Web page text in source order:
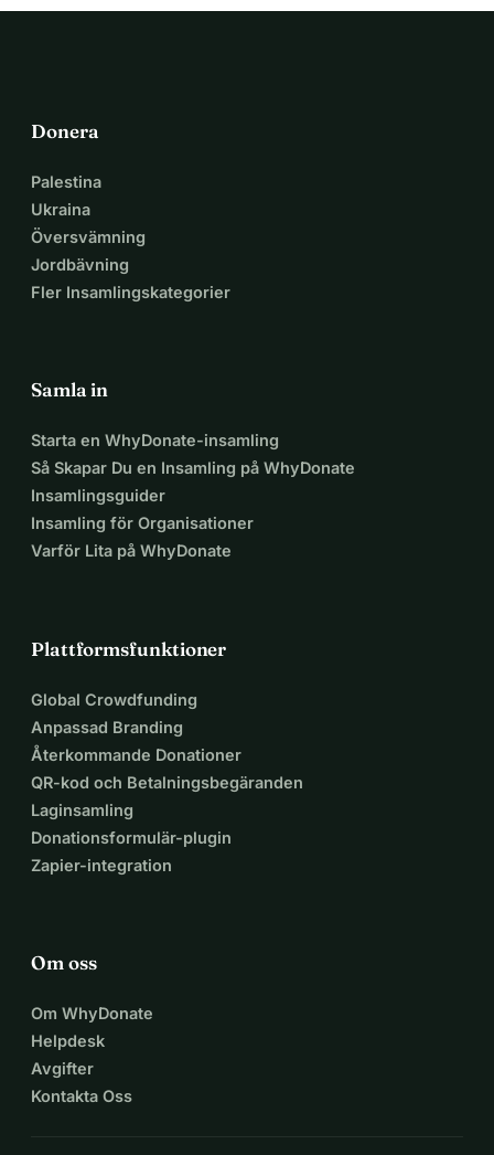
Donera
Palestina
Ukraina
Översvämning
Jordbävning
Fler Insamlingskategorier
Samla in
Starta en WhyDonate-insamling
Så Skapar Du en Insamling på WhyDonate
Insamlingsguider
Insamling för Organisationer
Varför Lita på WhyDonate
Plattformsfunktioner
Global Crowdfunding
Anpassad Branding
Återkommande Donationer
QR-kod och Betalningsbegäranden
Laginsamling
Donationsformulär-plugin
Zapier-integration
Om oss
Om WhyDonate
Helpdesk
Avgifter
Kontakta Oss